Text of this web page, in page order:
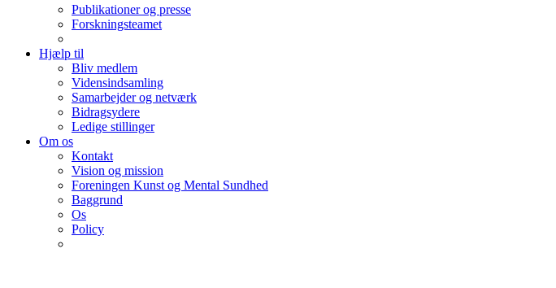
Publikationer og presse
Forskningsteamet
Hjælp til
Bliv medlem
Vidensindsamling
Samarbejder og netværk
Bidragsydere
Ledige stillinger
Om os
Kontakt
Vision og mission
Foreningen Kunst og Mental Sundhed
Baggrund
Os
Policy